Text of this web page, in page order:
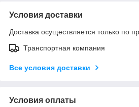
Условия доставки
Доставка осуществляется только по
Транспортная компания
Все условия доставки
Условия оплаты